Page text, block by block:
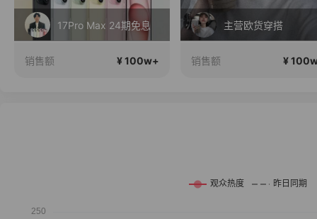
17Pro Max 24期免息
销售额 ¥ 100w+
主营欧货穿搭
销售额 ¥